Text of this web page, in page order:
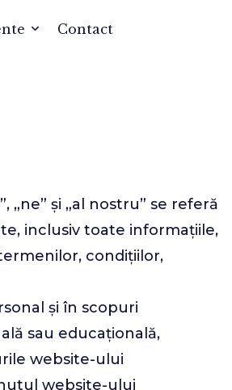
Contact
„ne” și „al nostru” se referă
inclusiv toate informațiile,
condițiilor,
și în scopuri
sau educațională,
website-ului
website-ului